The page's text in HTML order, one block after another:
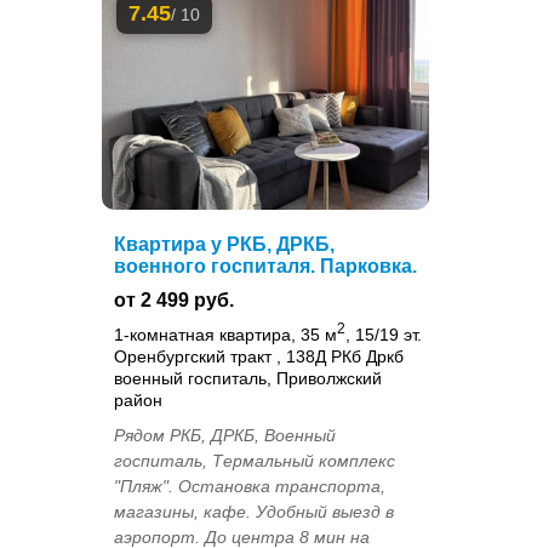
7.45/ 10
Квартира у РКБ, ДРКБ,
военного госпиталя. Парковка.
от 2 499 руб.
1-комнатная квартира, 35 м2
, 15/19 эт.
Оренбургский тракт , 138Д РКб Дркб
военный госпиталь, Приволжский
район
Рядом РКБ, ДРКБ, Военный
госпиталь, Термальный комплекс
"Пляж". Остановка транспорта,
магазины, кафе. Удобный выезд в
аэропорт. До центра 8 мин на